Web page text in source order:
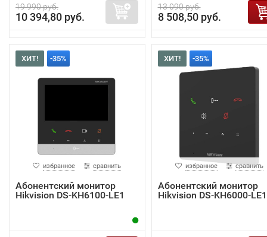
19 990 руб.
10 394,80 руб.
13 090 руб.
8 508,50 руб.
ХИТ! -35%
избранное сравнить
Абонентский монитор
Hikvision DS-KH6100-LE1
ХИТ! -35%
избранное сравнить
Абонентский монитор
Hikvision DS-KH6000-LE1